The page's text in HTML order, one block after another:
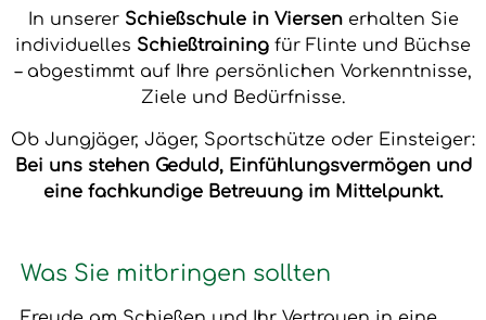
In unserer Schießschule in Viersenerhalten Sie
individuelles Schießtraining für Flinte und Büchse
– abgestimmt auf Ihre persönlichen Vorkenntnisse,
Ziele und Bedürfnisse.
Ob Jungjäger, Jäger, Sportschütze oder Einsteiger:
Bei uns stehen Geduld, Einfühlungsvermögen und
eine fachkundige Betreuung im Mittelpunkt.
Was Sie mitbringen sollten